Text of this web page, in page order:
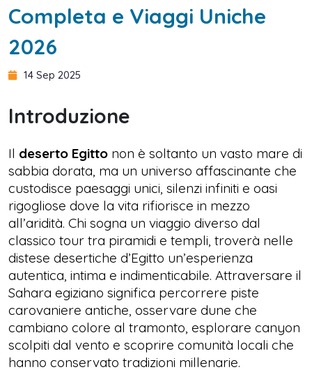
Completa e Viaggi Uniche
2026
14 Sep 2025
Introduzione
Il deserto Egitto non è soltanto un vasto mare di
sabbia dorata, ma un universo affascinante che
custodisce paesaggi unici, silenzi infiniti e oasi
rigogliose dove la vita rifiorisce in mezzo
all’aridità. Chi sogna un viaggio diverso dal
classico tour tra piramidi e templi, troverà nelle
distese desertiche d’Egitto un’esperienza
autentica, intima e indimenticabile. Attraversare il
Sahara egiziano significa percorrere piste
carovaniere antiche, osservare dune che
cambiano colore al tramonto, esplorare canyon
scolpiti dal vento e scoprire comunità locali che
hanno conservato tradizioni millenarie.